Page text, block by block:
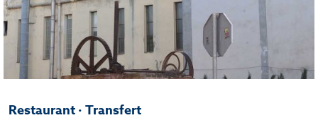
Restaurant · Transfert